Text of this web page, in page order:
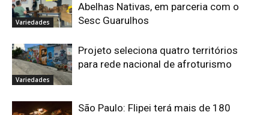
Variedades
Abelhas Nativas, em parceria com o
Sesc Guarulhos
Variedades
Projeto seleciona quatro territórios
para rede nacional de afroturismo
São Paulo: Flipei terá mais de 180